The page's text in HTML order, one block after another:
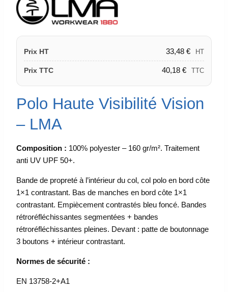
Prix HT 33,48 € HT
Prix TTC 40,18 € TTC
Polo Haute Visibilité Vision
– LMA
Composition : 100% polyester – 160 gr/m². Traitement
anti UV UPF 50+.
Bande de propreté à l’intérieur du col, col polo en bord côte
1×1 contrastant. Bas de manches en bord côte 1×1
contrastant. Empiècement contrastés bleu foncé. Bandes
rétroréfléchissantes segmentées + bandes
rétroréfléchissantes pleines. Devant : patte de boutonnage
3 boutons + intérieur contrastant.
Normes de sécurité :
EN 13758-2+A1